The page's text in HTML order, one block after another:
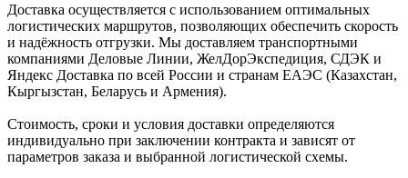
Доставка осуществляется с использованием оптимальных
логистических маршрутов, позволяющих обеспечить скорость
и надёжность отгрузки. Мы доставляем транспортными
компаниями Деловые Линии, ЖелДорЭкспедиция, СДЭК и
Яндекс Доставка по всей России и странам ЕАЭС (Казахстан,
Кыргызстан, Беларусь и Армения).
Стоимость, сроки и условия доставки определяются
индивидуально при заключении контракта и зависят от
параметров заказа и выбранной логистической схемы.